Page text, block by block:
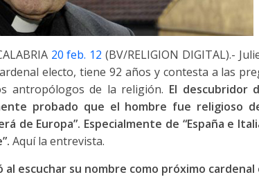
20 feb. 12 (BV/RELIGION DIGITAL).-
electo, tiene 92 años y contesta a las
antropólogos de la religión. El descubridor
probado que el hombre fue religioso
de Europa”. Especialmente de “España e
Aquí la entrevista.
al escuchar su nombre como próximo cardenal